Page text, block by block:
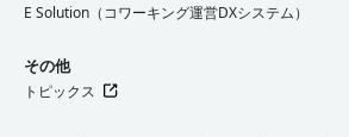
E Solution（コワーキング運営DXシステム）
その他
トピックス